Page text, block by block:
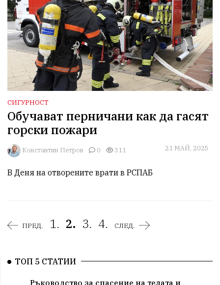
СИГУРНОСТ
Обучават перничани как да гасят
горски пожари
Константин Петров 0 311 21 МАЙ, 2025
В Деня на отворените врати в РСПАБ
ПРЕД. 1. 2. 3. 4. СЛЕД.
ТОП 5 СТАТИИ
Ръководство за спасение на телата и